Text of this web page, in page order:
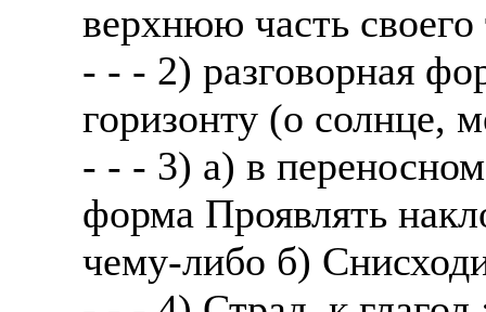
верхнюю часть
- - - 2) разговорная
горизонту (о солнце,
- - - 3) а) в
форма Проявлять
чему-либо б)